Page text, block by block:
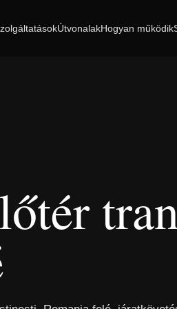
ÚtvonalakHogyan működik